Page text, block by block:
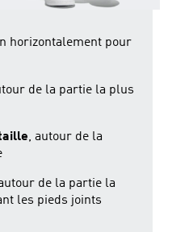
horizontalement pour
de la partie la plus
, autour de la
de la partie la
les pieds joints